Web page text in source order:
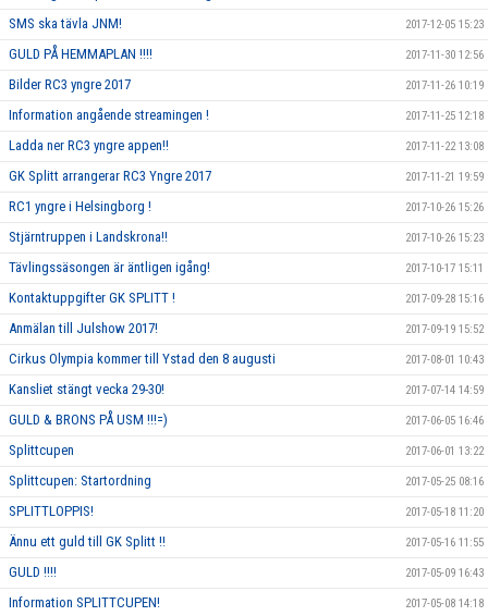
SMS ska tävla JNM! 2017-12-05 15:23
GULD PÅ HEMMAPLAN !!!! 2017-11-30 12:56
Bilder RC3 yngre 2017 2017-11-26 10:19
Information angående streamingen ! 2017-11-25 12:18
Ladda ner RC3 yngre appen!! 2017-11-22 13:08
GK Splitt arrangerar RC3 Yngre 2017 2017-11-21 19:59
RC1 yngre i Helsingborg ! 2017-10-26 15:26
Stjärntruppen i Landskrona!! 2017-10-26 15:23
Tävlingssäsongen är äntligen igång! 2017-10-17 15:11
Kontaktuppgifter GK SPLITT ! 2017-09-28 15:16
Anmälan till Julshow 2017! 2017-09-19 15:52
Cirkus Olympia kommer till Ystad den 8 augusti 2017-08-01 10:43
Kansliet stängt vecka 29-30! 2017-07-14 14:59
GULD & BRONS PÅ USM !!!=) 2017-06-05 16:46
Splittcupen 2017-06-01 13:22
Splittcupen: Startordning 2017-05-25 08:16
SPLITTLOPPIS! 2017-05-18 11:20
Ännu ett guld till GK Splitt !! 2017-05-16 11:55
GULD !!!! 2017-05-09 16:43
Information SPLITTCUPEN! 2017-05-08 14:18